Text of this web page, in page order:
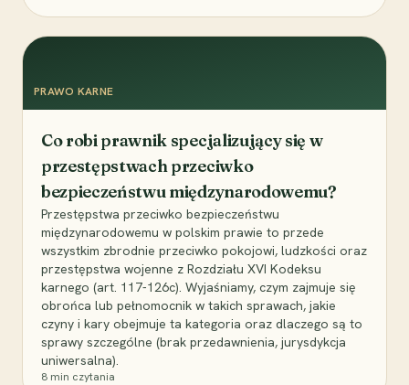
PRAWO KARNE
Co robi prawnik specjalizujący się w
przestępstwach przeciwko
bezpieczeństwu międzynarodowemu?
Przestępstwa przeciwko bezpieczeństwu
międzynarodowemu w polskim prawie to przede
wszystkim zbrodnie przeciwko pokojowi, ludzkości oraz
przestępstwa wojenne z Rozdziału XVI Kodeksu
karnego (art. 117-126c). Wyjaśniamy, czym zajmuje się
obrońca lub pełnomocnik w takich sprawach, jakie
czyny i kary obejmuje ta kategoria oraz dlaczego są to
sprawy szczególne (brak przedawnienia, jurysdykcja
uniwersalna).
8 min czytania